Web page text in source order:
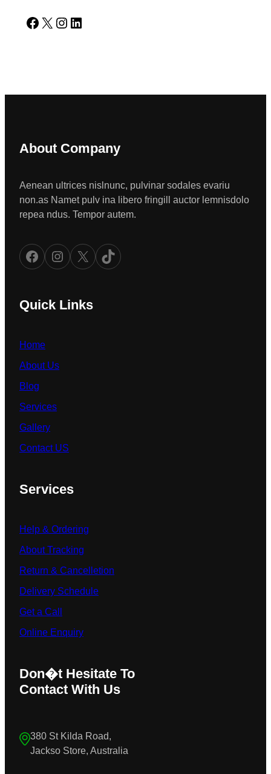
Facebook X Instagram LinkedIn
About Company
Aenean ultrices nislnunc, pulvinar sodales evariu
non.as Namet pulv ina libero fringill auctor lemnisdolo
repea ndus. Tempor autem.
Facebook Instagram X TikTok
Quick Links
Home
About Us
Blog
Services
Gallery
Contact US
Services
Help & Ordering
About Tracking
Return & Cancelletion
Delivery Schedule
Get a Call
Online Enquiry
Don�t Hesitate To
Contact With Us
380 St Kilda Road,
Jackso Store, Australia